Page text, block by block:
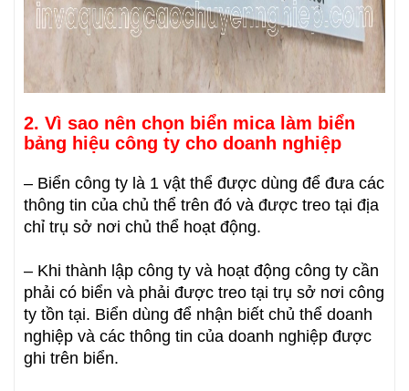
2. Vì sao nên chọn biển mica làm biển
bảng hiệu công ty cho doanh nghiệp
– Biển công ty là 1 vật thể được dùng để đưa các
thông tin của chủ thể trên đó và được treo tại địa
chỉ trụ sở nơi chủ thể hoạt động.
– Khi thành lập công ty và hoạt động công ty cần
phải có biển và phải được treo tại trụ sở nơi công
ty tồn tại. Biển dùng để nhận biết chủ thể doanh
nghiệp và các thông tin của doanh nghiệp được
ghi trên biển.